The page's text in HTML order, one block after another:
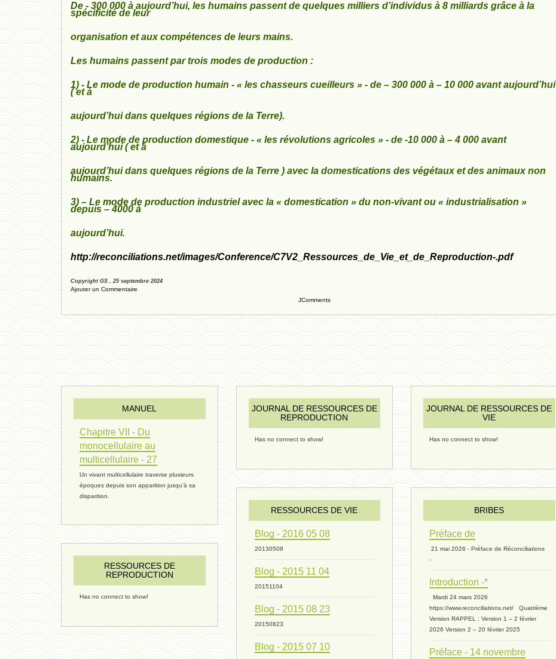
De - 300 000 à aujourd’hui, les humains passent de quelques milliers d’individus à 8 milliards grâce à la
spécificité de leur
organisation et aux compétences de leurs mains.
Les humains passent par trois modes de production :
1) - Le mode de production humain - « les chasseurs cueilleurs » - de – 300 000 à – 10 000 avant aujourd’hui
( et à
aujourd’hui dans quelques régions de la Terre).
2) - Le mode de production domestique - « les révolutions agricoles » - de -10 000 à – 4 000 avant
aujourd’hui ( et à
aujourd’hui dans quelques régions de la Terre ) avec la domestications des végétaux et des animaux non
humains.
3) – Le mode de production industriel avec la « domestication » du non-vivant ou « industrialisation »
depuis – 4000 à
aujourd’hui.
http://reconciliations.net/images/Conference/C7V2_Ressources_de_Vie_et_de_Reproduction-.pdf
Copyright GS , 25 septembre 2024
Ajouter un Commentaire
JComments
MANUEL
Chapitre VII - Du
monocellulaire au
multicellulaire - 27
Un vivant multicellulaire traverse plusieurs
époques depuis son apparition jusqu'à sa
disparition.
RESSOURCES DE
REPRODUCTION
Has no connect to show!
JOURNAL DE RESSOURCES DE
REPRODUCTION
Has no connect to show!
RESSOURCES DE VIE
Blog - 2016 05 08
20130508
Blog - 2015 11 04
20151104
Blog - 2015 08 23
20150823
Blog - 2015 07 10
JOURNAL DE RESSOURCES DE
VIE
Has no connect to show!
BRIBES
Préface de
21 mai 2026 - Préface de Réconciliations
-
Introduction -*
Mardi 24 mars 2026
https://www.reconciliations.net/ Quatrième
Version RAPPEL : Version 1 – 2 février
2026 Version 2 – 20 février 2025
Préface - 14 novembre